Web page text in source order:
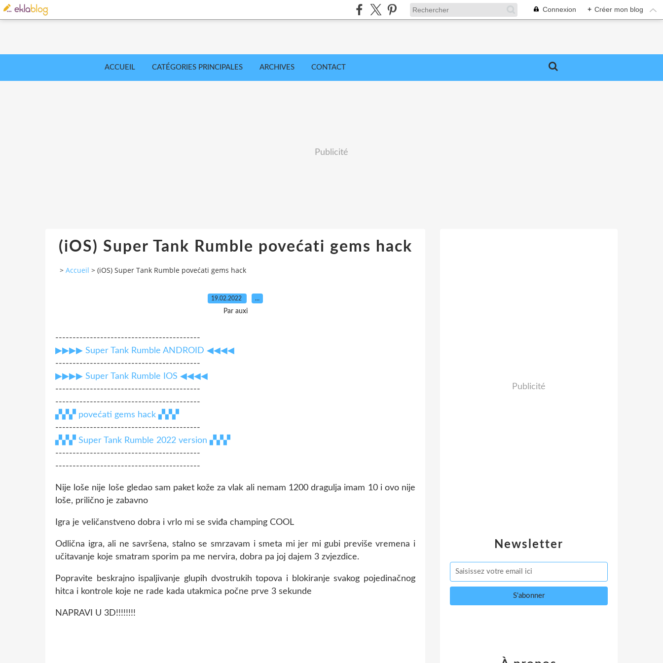
Connexion + Créer mon blog
ACCUEIL CATÉGORIES PRINCIPALES ARCHIVES CONTACT
Publicité
(iOS) Super Tank Rumble povećati gems hack
> Accueil > (iOS) Super Tank Rumble povećati gems hack
19.02.2022 …
Par auxi
------------------------------------------
▶▶▶▶ Super Tank Rumble ANDROID ◀◀◀◀
------------------------------------------
▶▶▶▶ Super Tank Rumble IOS ◀◀◀◀
------------------------------------------
------------------------------------------
▞▞▞ povećati gems hack ▞▞▞
------------------------------------------
▞▞▞ Super Tank Rumble 2022 version ▞▞▞
------------------------------------------
------------------------------------------
Nije loše nije loše gledao sam paket kože za vlak ali nemam 1200 dragulja imam 10 i ovo nije
loše, prilično je zabavno
Igra je veličanstveno dobra i vrlo mi se sviđa champing COOL
Odlična igra, ali ne savršena, stalno se smrzavam i smeta mi jer mi gubi previše vremena i
učitavanje koje smatram sporim pa me nervira, dobra pa joj dajem 3 zvjezdice.
Popravite beskrajno ispaljivanje glupih dvostrukih topova i blokiranje svakog pojedinačnog
hitca i kontrole koje ne rade kada utakmica počne prve 3 sekunde
NAPRAVI U 3D!!!!!!!!
Newsletter
Publicité